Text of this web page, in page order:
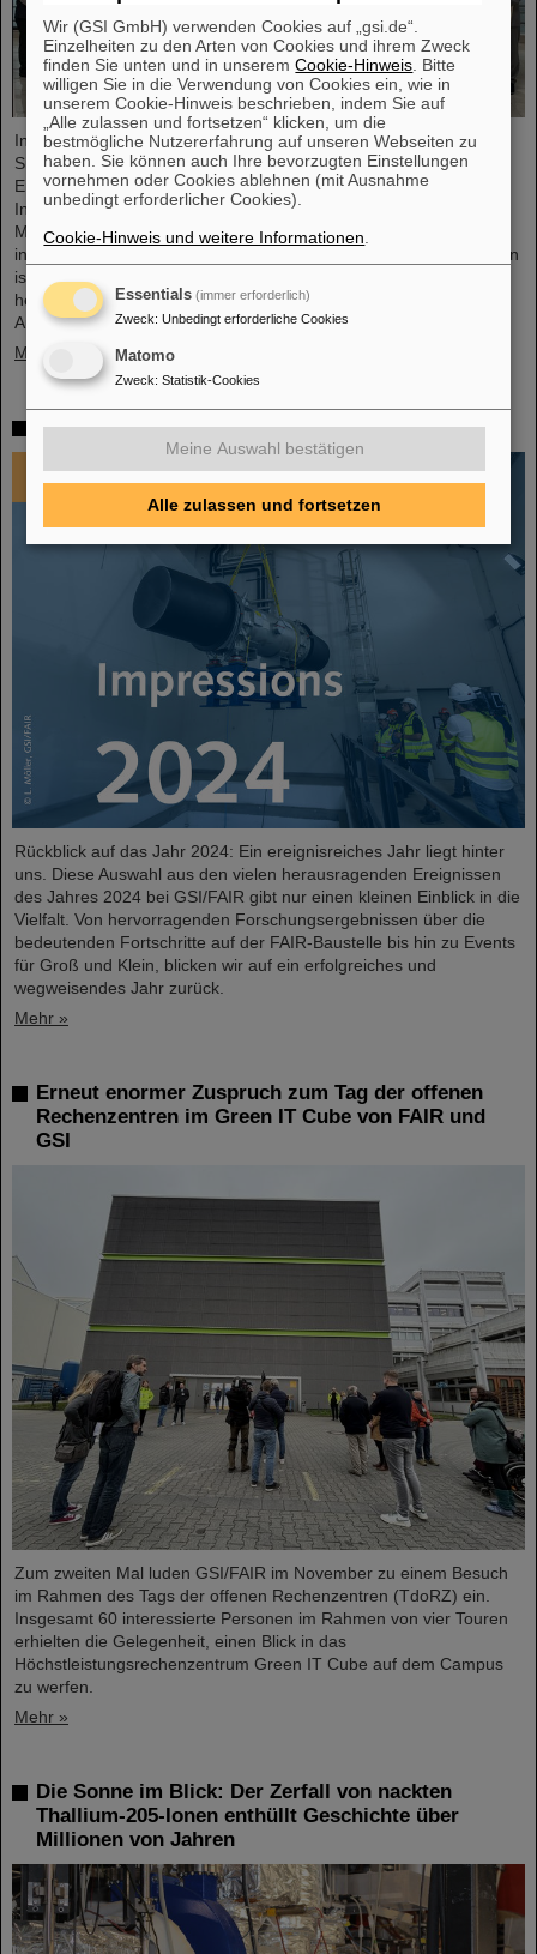
In einer äußerst konstruktiven und zielführenden FAIR-Council
Sitzung haben die Gesellschafter von FAIR wegweisende
Entscheidungen für die weitere Realisierung und zukünftige
Inbetriebnahme der FAIR-Anlage getroffen. Das FAIR-Council
Meeting fand am 3. und 4. Dezember 2024 erstmals beim
indischen Gesellschafter, dem Bose-Institut in Kalkutta statt. Indien
ist der drittgrößte Gesellschafter der FAIR GmbH und ein
herausragend wichtiger Technologie- und Wissenschaftspartner.
Auf dem FAIR-Council…
Mehr »
Impressionen 2024
Rückblick auf das Jahr 2024: Ein ereignisreiches Jahr liegt hinter
uns. Diese Auswahl aus den vielen herausragenden Ereignissen
des Jahres 2024 bei GSI/FAIR gibt nur einen kleinen Einblick in die
Vielfalt. Von hervorragenden Forschungsergebnissen über die
bedeutenden Fortschritte auf der FAIR-Baustelle bis hin zu Events
für Groß und Klein, blicken wir auf ein erfolgreiches und
wegweisendes Jahr zurück.
Mehr »
Erneut enormer Zuspruch zum Tag der offenen
Rechenzentren im Green IT Cube von FAIR und
GSI
Zum zweiten Mal luden GSI/FAIR im November zu einem Besuch
im Rahmen des Tags der offenen Rechenzentren (TdoRZ) ein.
Insgesamt 60 interessierte Personen im Rahmen von vier Touren
erhielten die Gelegenheit, einen Blick in das
Höchstleistungsrechenzentrum Green IT Cube auf dem Campus
zu werfen.
Mehr »
Die Sonne im Blick: Der Zerfall von nackten
Thallium-205-Ionen enthüllt Geschichte über
Millionen von Jahren
Wir (GSI GmbH) verwenden Cookies auf „gsi.de“.
Einzelheiten zu den Arten von Cookies und ihrem Zweck
finden Sie unten und in unseremCookie-Hinweis . Bitte
willigen Sie in die Verwendung von Cookies ein, wie in
unserem Cookie-Hinweis beschrieben, indem Sie auf
„Alle zulassen und fortsetzen“ klicken, um die
bestmögliche Nutzererfahrung auf unseren Webseiten zu
haben. Sie können auch Ihre bevorzugten Einstellungen
vornehmen oder Cookies ablehnen (mit Ausnahme
unbedingt erforderlicher Cookies).
Cookie-Hinweis und weitere Informationen
Essentials (immer erforderlich)
Zweck: Unbedingt erforderliche Cookies
Matomo
Zweck: Statistik-Cookies
Meine Auswahl bestätigen
Alle zulassen und fortsetzen